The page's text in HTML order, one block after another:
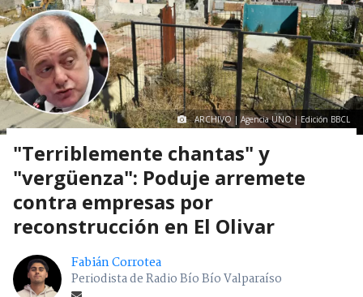
ARCHIVO | Agencia UNO | Edición BBCL
"Terriblemente chantas" y
"vergüenza": Poduje arremete
contra empresas por
reconstrucción en El Olivar
Fabián Corrotea
Periodista de Radio Bío Bío Valparaíso